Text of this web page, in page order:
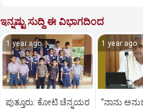
ಇನ್ನಷ್ಟು ಸುದ್ದಿ ಈ ವಿಭಾಗದಿಂದ
1 year ago
ಪುತ್ತೂರು: ಕೋಟಿ ಚೆನ್ನಯರ
1 year ago
“ನಾನು